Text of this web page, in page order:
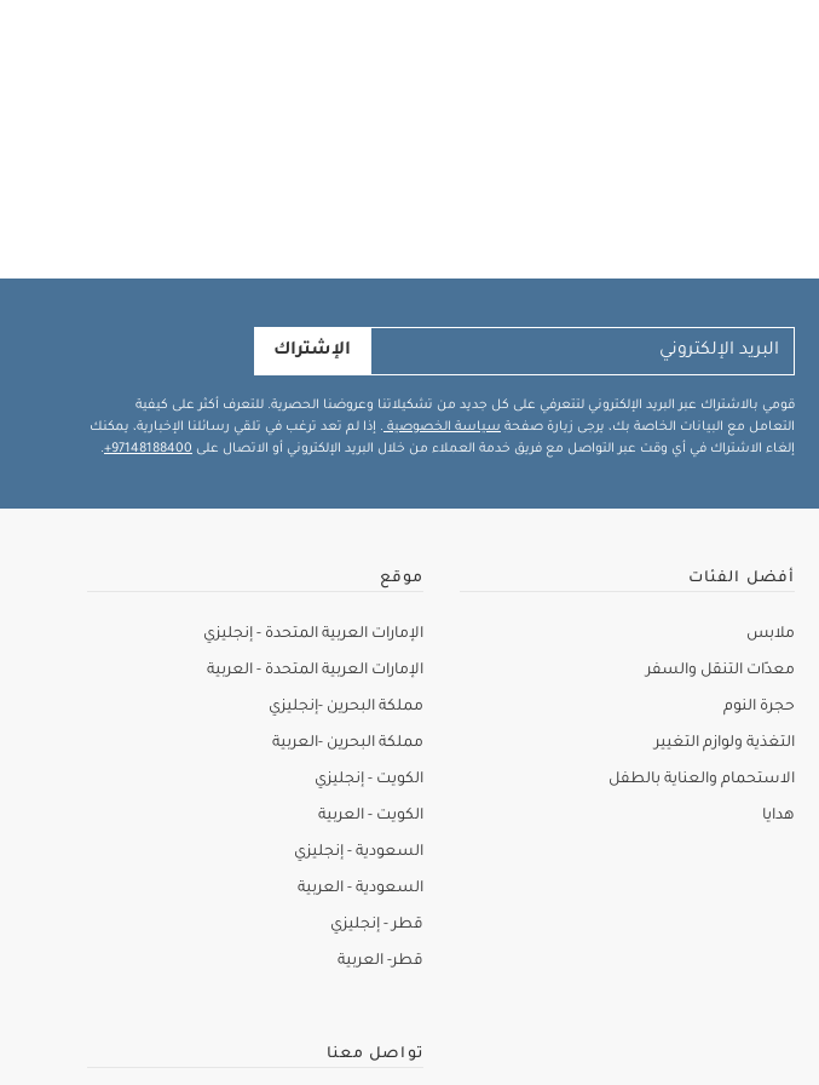
الإشتراك
قومي بالاشتراك عبر البريد الإلكتروني لتتعرفي على كل جديد من تشكيلاتنا وعروضنا الحصرية. للتعرف أكثر على كيفية
التعامل مع البيانات الخاصة بك، يرجى زيارة صفحة سياسة الخصوصية . إذا لم تعد ترغب في تلقي رسائلنا الإخبارية، يمكنك
إلغاء الاشتراك في أي وقت عبر التواصل مع فريق خدمة العملاء من خلال البريد الإلكتروني أو الاتصال على 97148188400+
.
أفضل الفئات
ملابس
معدّات التنقل والسفر
حجرة النوم
التغذية ولوازم التغيير
الاستحمام والعناية بالطفل
هدايا
موقع
الإمارات العربية المتحدة - إنجليزي
الإمارات العربية المتحدة - العربية
مملكة البحرين -إنجليزي
مملكة البحرين -العربية
الكويت - إنجليزي
الكويت - العربية
السعودية - إنجليزي
السعودية - العربية
قطر - إنجليزي
قطر- العربية
تواصل معنا